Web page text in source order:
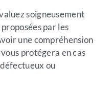
soigneusement
par les
une compréhension
protégera en cas
ou